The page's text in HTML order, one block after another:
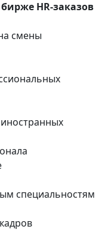
HR-заказов
смены
специальностям